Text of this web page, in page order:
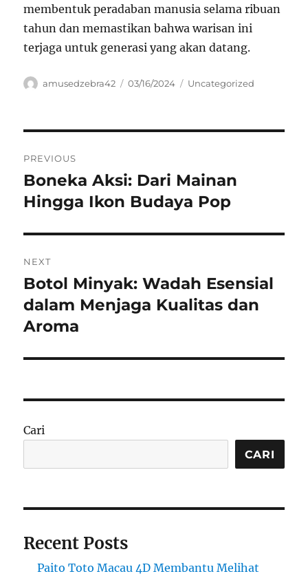
membentuk peradaban manusia selama ribuan
tahun dan memastikan bahwa warisan ini
terjaga untuk generasi yang akan datang.
Author
amusedzebra42
Posted
03/16/2024 Categories
Uncategorized
pos
PREVIOUS
Previous
post:
Boneka Aksi: Dari Mainan
Hingga Ikon Budaya Pop
NEXT
Next
post:
Botol Minyak: Wadah Esensial
dalam Menjaga Kualitas dan
Aroma
Cari
CARI
Recent Posts
Paito Toto Macau 4D Membantu Melihat